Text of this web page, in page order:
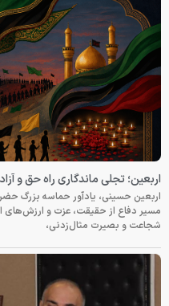
اربعین؛ تجلی ماندگاری راه حق و
اربعین حسینی، یادآور حماسه بزرگ
مسیر دفاع از حقیقت، عزت و
شجاعت و بصیرت مثال‌زدنی،